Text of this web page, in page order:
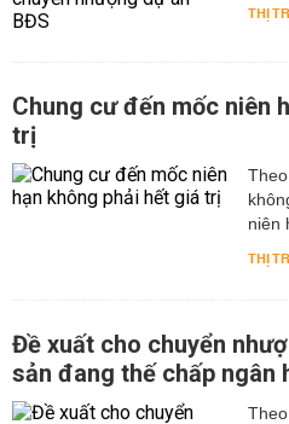
THỊ
Chung cư đến mốc niên
trị
niên
THỊ
Đề xuất cho chuyển
sản đang thế chấp ngân